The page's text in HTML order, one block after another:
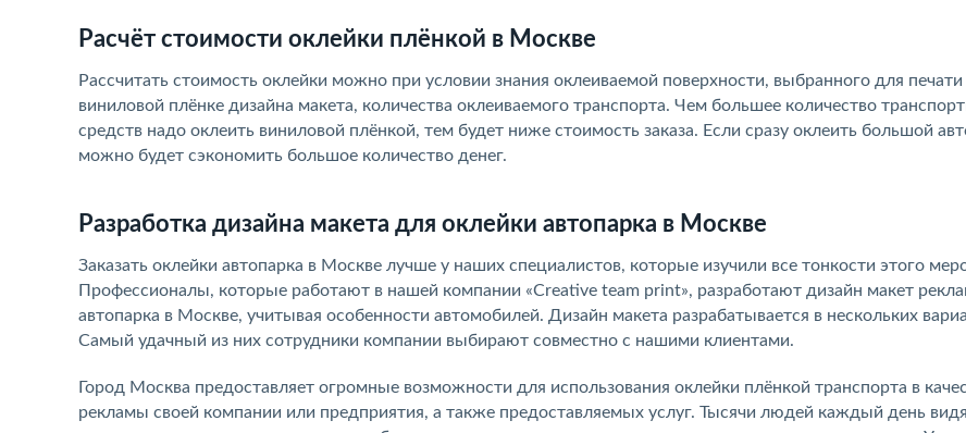
Расчёт стоимости оклейки плёнкой в Москве
Рассчитать стоимость оклейки можно при условии знания оклеиваемой поверхности, выбранного для печати
виниловой плёнке дизайна макета, количества оклеиваемого транспорта. Чем большее количество
средств надо оклеить виниловой плёнкой, тем будет ниже стоимость заказа. Если сразу оклеить большой
можно будет сэкономить большое количество денег.
Разработка дизайна макета для оклейки автопарка в Москве
Заказать оклейки автопарка в Москве лучше у наших специалистов, которые изучили все тонкости этого
Профессионалы, которые работают в нашей компании «Creative team print», разработают дизайн макет
автопарка в Москве, учитывая особенности автомобилей. Дизайн макета разрабатывается в нескольких
Самый удачный из них сотрудники компании выбирают совместно с нашими клиентами.
Город Москва предоставляет огромные возможности для использования оклейки плёнкой транспорта в
рекламы своей компании или предприятия, а также предоставляемых услуг. Тысячи людей каждый день